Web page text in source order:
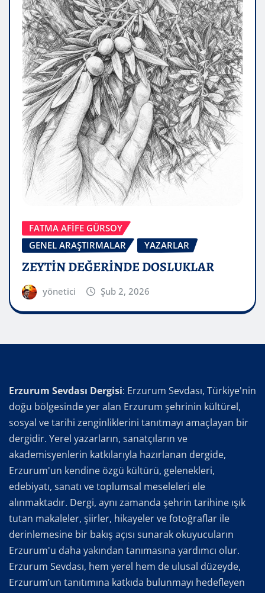
FATMA AFİFE GÜRSOY
GENEL ARAŞTIRMALAR
YAZARLAR
ZEYTİN DEĞERİNDE DOSLUKLAR
yönetici Şub 2, 2026
Erzurum Sevdası Dergisi: Erzurum Sevdası, Türkiye'nin
doğu bölgesinde yer alan Erzurum şehrinin kültürel,
sosyal ve tarihi zenginliklerini tanıtmayı amaçlayan bir
dergidir. Yerel yazarların, sanatçıların ve
akademisyenlerin katkılarıyla hazırlanan dergide,
Erzurum'un kendine özgü kültürü, gelenekleri,
edebiyatı, sanatı ve toplumsal meseleleri ele
alınmaktadır. Dergi, aynı zamanda şehrin tarihine ışık
tutan makaleler, şiirler, hikayeler ve fotoğraflar ile
derinlemesine bir bakış açısı sunarak okuyucuların
Erzurum'u daha yakından tanımasına yardımcı olur.
Erzurum Sevdası, hem yerel hem de ulusal düzeyde,
Erzurum’un tanıtımına katkıda bulunmayı hedefleyen